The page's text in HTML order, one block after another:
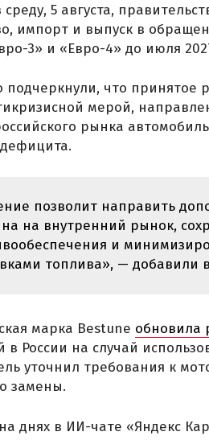
5 августа,
импорт и выпуск в
3» и «Евро-4» до июля
подчеркнули, что
мерой,
рынка
позволит направить
на внутренний рынок,
и
топлива», — добавили
марка Bestune обновила
в России на случай
уточнил требования к
замены.
днях в ИИ-чате «Яндекс